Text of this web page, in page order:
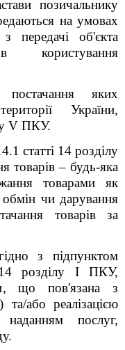
позичальнику
на умовах
передачі об'єкта
користування
постачання яких
України,
V ПКУ.
статті 14 розділу
товарів – будь-яка
товарами як
чи дарування
товарів за
з підпунктом
розділу І ПКУ,
що пов'язана з
або реалізацією
послуг,